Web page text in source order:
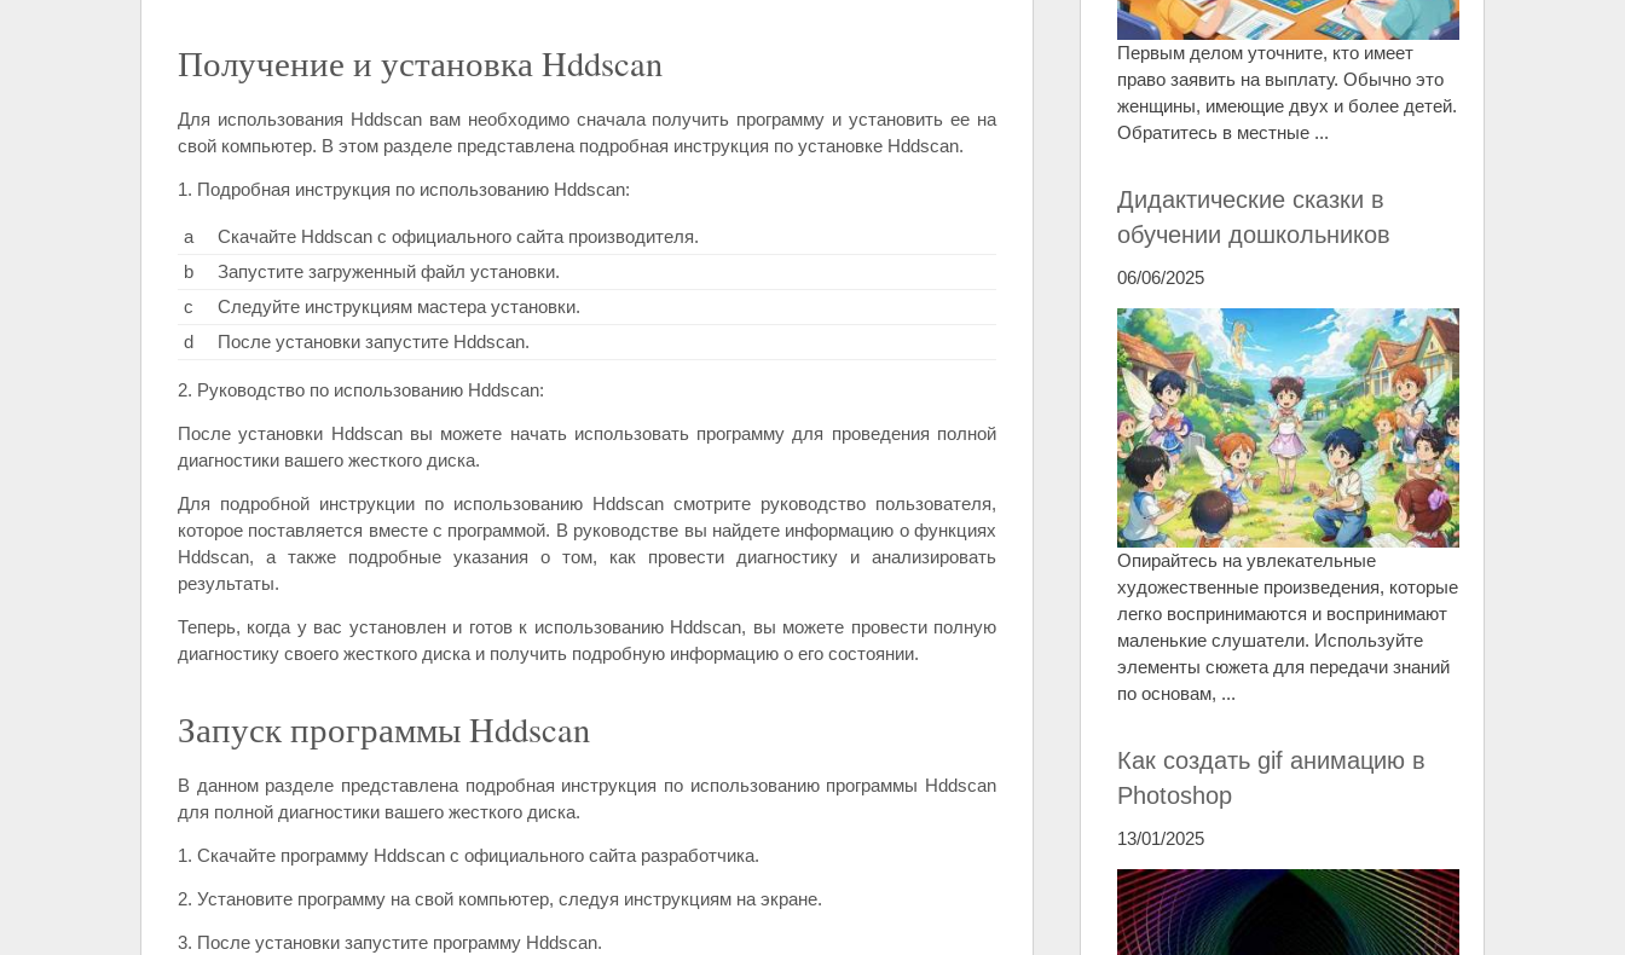
Получение и установка Hddscan
Для использования Hddscan вам необходимо сначала получить программу и установить ее на
свой компьютер. В этом разделе представлена подробная инструкция по установке Hddscan.
1. Подробная инструкция по использованию Hddscan:
а
Скачайте Hddscan с официального сайта производителя.
b
Запустите загруженный файл установки.
c
Следуйте инструкциям мастера установки.
d
После установки запустите Hddscan.
2. Руководство по использованию Hddscan:
После установки Hddscan вы можете начать использовать программу для проведения полной
диагностики вашего жесткого диска.
Для подробной инструкции по использованию Hddscan смотрите руководство пользователя,
которое поставляется вместе с программой. В руководстве вы найдете информацию о функциях
Hddscan, а также подробные указания о том, как провести диагностику и анализировать
результаты.
Теперь, когда у вас установлен и готов к использованию Hddscan, вы можете провести полную
диагностику своего жесткого диска и получить подробную информацию о его состоянии.
Запуск программы Hddscan
В данном разделе представлена подробная инструкция по использованию программы Hddscan
для полной диагностики вашего жесткого диска.
1. Скачайте программу Hddscan с официального сайта разработчика.
2. Установите программу на свой компьютер, следуя инструкциям на экране.
3. После установки запустите программу Hddscan.
Первым делом уточните, кто имеет
право заявить на выплату. Обычно это
женщины, имеющие двух и более детей.
Обратитесь в местные ...
Дидактические сказки в
обучении дошкольников
06/06/2025
Опирайтесь на увлекательные
художественные произведения, которые
легко воспринимаются и воспринимают
маленькие слушатели. Используйте
элементы сюжета для передачи знаний
по основам, ...
Как создать gif анимацию в
Photoshop
13/01/2025